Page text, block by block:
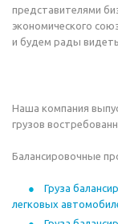
представителями
экономического
и будем рады
Наша компания
грузов
Балансировочные
Груза
легковых